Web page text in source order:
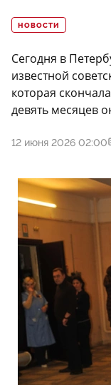
НОВОСТИ
Сегодня в
известной
которая
девять месяцев
12 июня 2026 02:00